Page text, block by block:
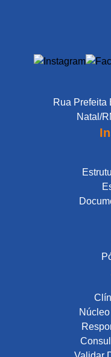
Rua Prefeita
Natal/